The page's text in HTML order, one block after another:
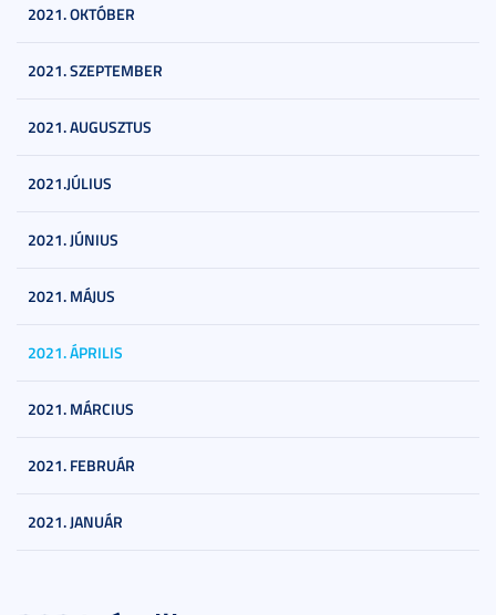
2021. OKTÓBER
2021. SZEPTEMBER
2021. AUGUSZTUS
2021.JÚLIUS
2021. JÚNIUS
2021. MÁJUS
2021. ÁPRILIS
2021. MÁRCIUS
2021. FEBRUÁR
2021. JANUÁR